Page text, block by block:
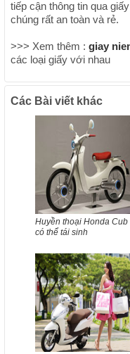
tiếp cận thông tin qua
chúng rất an toàn và rẻ.
>>> Xem thêm : giay
các loại giấy với nhau
Các Bài viết khác
Huyền thoại Honda Cub
có thể tái sinh